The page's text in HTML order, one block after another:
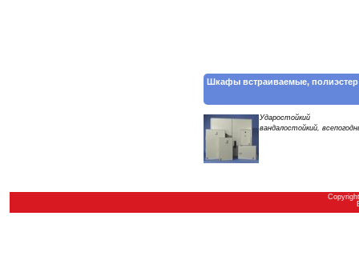
Шкафы встраиваемые, полиэстер
Ударостойкий
вандалостойкий,